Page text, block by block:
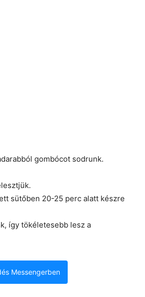
gombócot sodrunk.
sütőben 20-25 perc alatt készre
így tökéletesebb lesz a
Messengerben